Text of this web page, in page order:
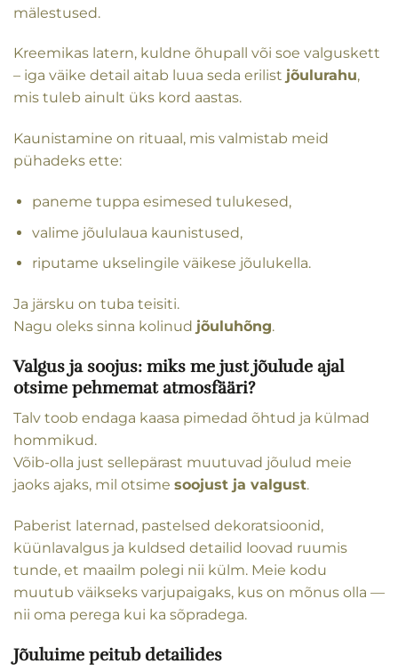
mälestused.
Kreemikas latern, kuldne õhupall või soe valguskett
– iga väike detail aitab luua seda erilist jõulurahu,
mis tuleb ainult üks kord aastas.
Kaunistamine on rituaal, mis valmistab meid
pühadeks ette:
paneme tuppa esimesed tulukesed,
valime jõululaua kaunistused,
riputame ukselingile väikese jõulukella.
Ja järsku on tuba teisiti.
Nagu oleks sinna kolinud jõuluhõng.
Valgus ja soojus: miks me just jõulude ajal
otsime pehmemat atmosfääri?
Talv toob endaga kaasa pimedad õhtud ja külmad
hommikud.
Võib-olla just sellepärast muutuvad jõulud meie
jaoks ajaks, mil otsime soojust ja valgust.
Paberist laternad, pastelsed dekoratsioonid,
küünlavalgus ja kuldsed detailid loovad ruumis
tunde, et maailm polegi nii külm. Meie kodu
muutub väikseks varjupaigaks, kus on mõnus olla —
nii oma perega kui ka sõpradega.
Jõuluime peitub detailides